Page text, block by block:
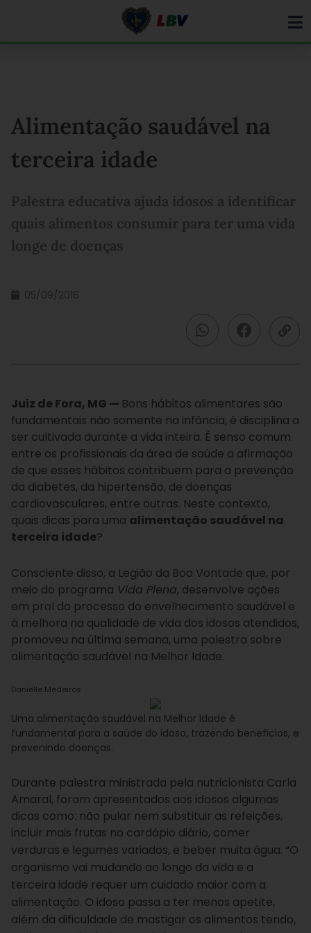
Alimentação saudável na
terceira idade
Palestra educativa ajuda idosos a identificar
quais alimentos consumir para ter uma vida
longe de doenças
05/09/2016
Juiz de Fora, MG — Bons hábitos alimentares são
fundamentais não somente na infância, é disciplina a
ser cultivada durante a vida inteira. É senso comum
entre os profissionais da área de saúde a afirmação
de que esses hábitos contribuem para a prevenção
da diabetes, da hipertensão, de doenças
cardiovasculares, entre outras. Neste contexto,
quais dicas para uma alimentação saudável na
terceira idade?
Consciente disso, a Legião da Boa Vontade que, por
meio do programa Vida Plena, desenvolve ações
em prol do processo do envelhecimento saudável e
à melhora na qualidade de vida dos idosos atendidos,
promoveu na última semana, uma palestra sobre
alimentação saudável na Melhor Idade.
Danielle Medeiros
Uma alimentação saudável na Melhor Idade é
fundamental para a saúde do idoso, trazendo beneficios, e
prevenindo doenças.
Durante palestra ministrada pela nutricionista Carla
Amaral, foram apresentados aos idosos algumas
dicas como: não pular nem substituir as refeições,
incluir mais frutas no cardápio diário, comer
verduras e legumes variados, e beber muita água. “O
organismo vai mudando ao longo da vida e a
terceira idade requer um cuidado maior com a
alimentação. O idoso passa a ter menos apetite,
além da dificuldade de mastigar os alimentos tendo,